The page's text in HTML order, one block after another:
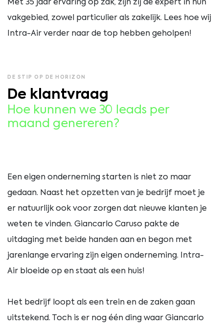
Met 35 jaar ervaring op zak, zijn zij dé expert in hun
vakgebied, zowel particulier als zakelijk. Lees hoe wij
Intra-Air verder naar de top hebben geholpen!
DE STIP OP DE HORIZON
De klantvraag
Hoe kunnen we 30 leads per
maand genereren?
Een eigen onderneming starten is niet zo maar
gedaan. Naast het opzetten van je bedrijf moet je
er natuurlijk ook voor zorgen dat nieuwe klanten je
weten te vinden. Giancarlo Caruso pakte de
uitdaging met beide handen aan en begon met
jarenlange ervaring zijn eigen onderneming. Intra-
Air bloeide op en staat als een huis!
Het bedrijf loopt als een trein en de zaken gaan
uitstekend. Toch is er nog één ding waar Giancarlo